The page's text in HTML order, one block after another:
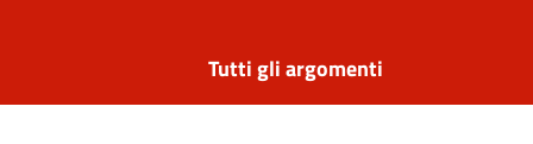
Tutti gli argomenti